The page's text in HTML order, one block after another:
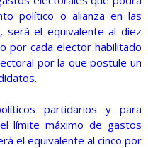
político o alianza en las
será el equivalente al diez
por cada elector habilitado
por la que postule un
partidarios y para
límite máximo de gastos
el equivalente al cinco por